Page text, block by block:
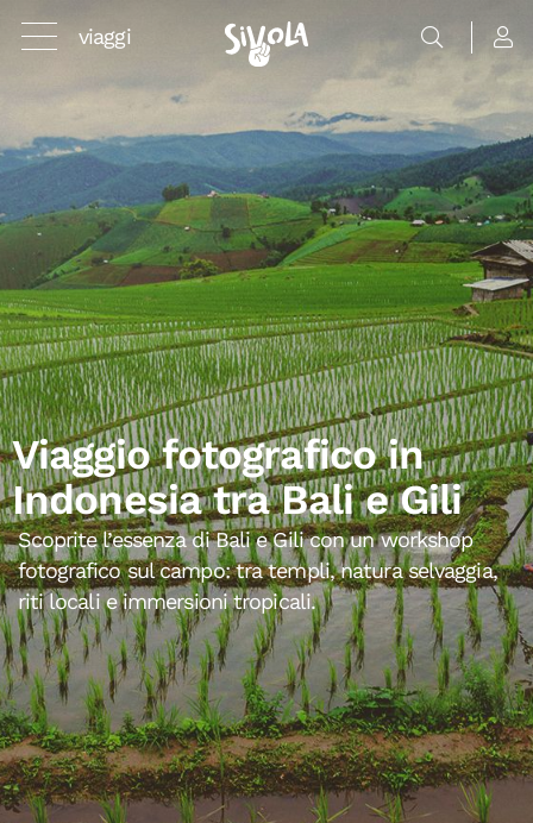
viaggi
Viaggio fotografico in
Indonesia tra Bali e Gili
Scoprite l’essenza di Bali e Gili con un workshop
fotografico sul campo: tra templi, natura selvaggia,
riti locali e immersioni tropicali.